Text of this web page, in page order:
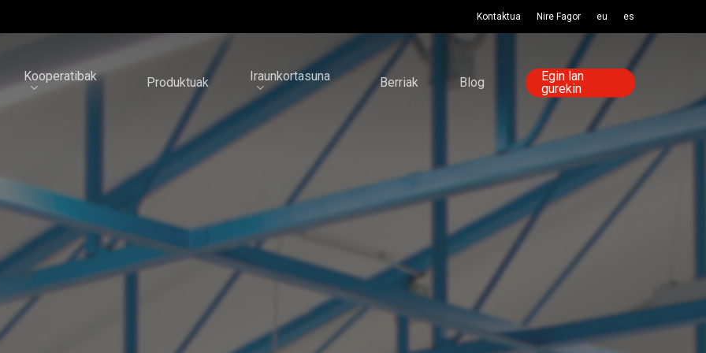
Kontaktua Nire Fagor eu es
Kooperatibak Produktuak Iraunkortasuna Berriak Blog
Egin lan
gurekin